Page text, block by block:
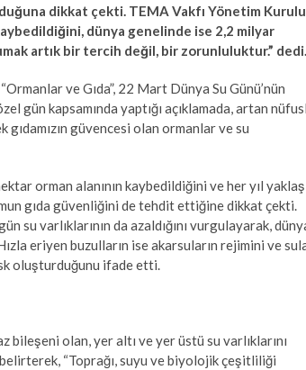
dikkat çekti. TEMA Vakfı Yönetim Kurulu
dünya genelinde ise 2,2 milyar
artık bir tercih değil, bir zorunluluktur.” dedi.
ve Gıda”, 22 Mart Dünya Su Günü’nün
gün kapsamında yaptığı açıklamada, artan
güvencesi olan ormanlar ve su
orman alanının kaybedildiğini ve her yıl
gıda güvenliğini de tehdit ettiğine dikkat çekti.
varlıklarının da azaldığını vurgulayarak,
eriyen buzulların ise akarsuların rejimini ve
oluşturduğunu ifade etti.
bileşeni olan, yer altı ve yer üstü su varlıklarını
“Toprağı, suyu ve biyolojik çeşitliliği